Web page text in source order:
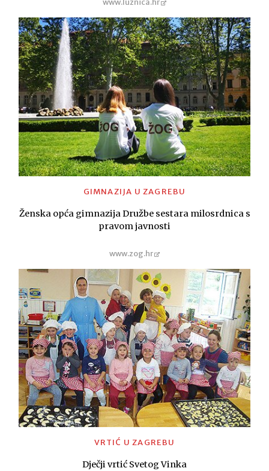
www.luznica.hr
GIMNAZIJA U ZAGREBU
Ženska opća gimnazija Družbe sestara milosrdnica s
pravom javnosti
www.zog.hr
VRTIĆ U ZAGREBU
Dječji vrtić Svetog Vinka